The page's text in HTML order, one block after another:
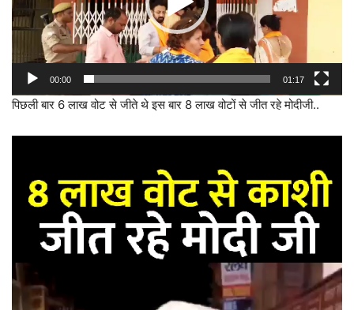
00:00 01:17
पिछली बार 6 लाख वोट से जीते थे इस बार 8 लाख वोटों से जीत रहे मोदीजी..